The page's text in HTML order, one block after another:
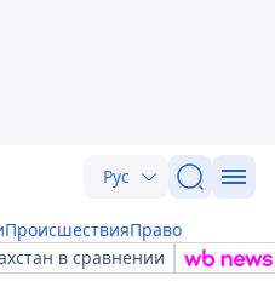
Рус
ПроисшествияПраво
в сравнении